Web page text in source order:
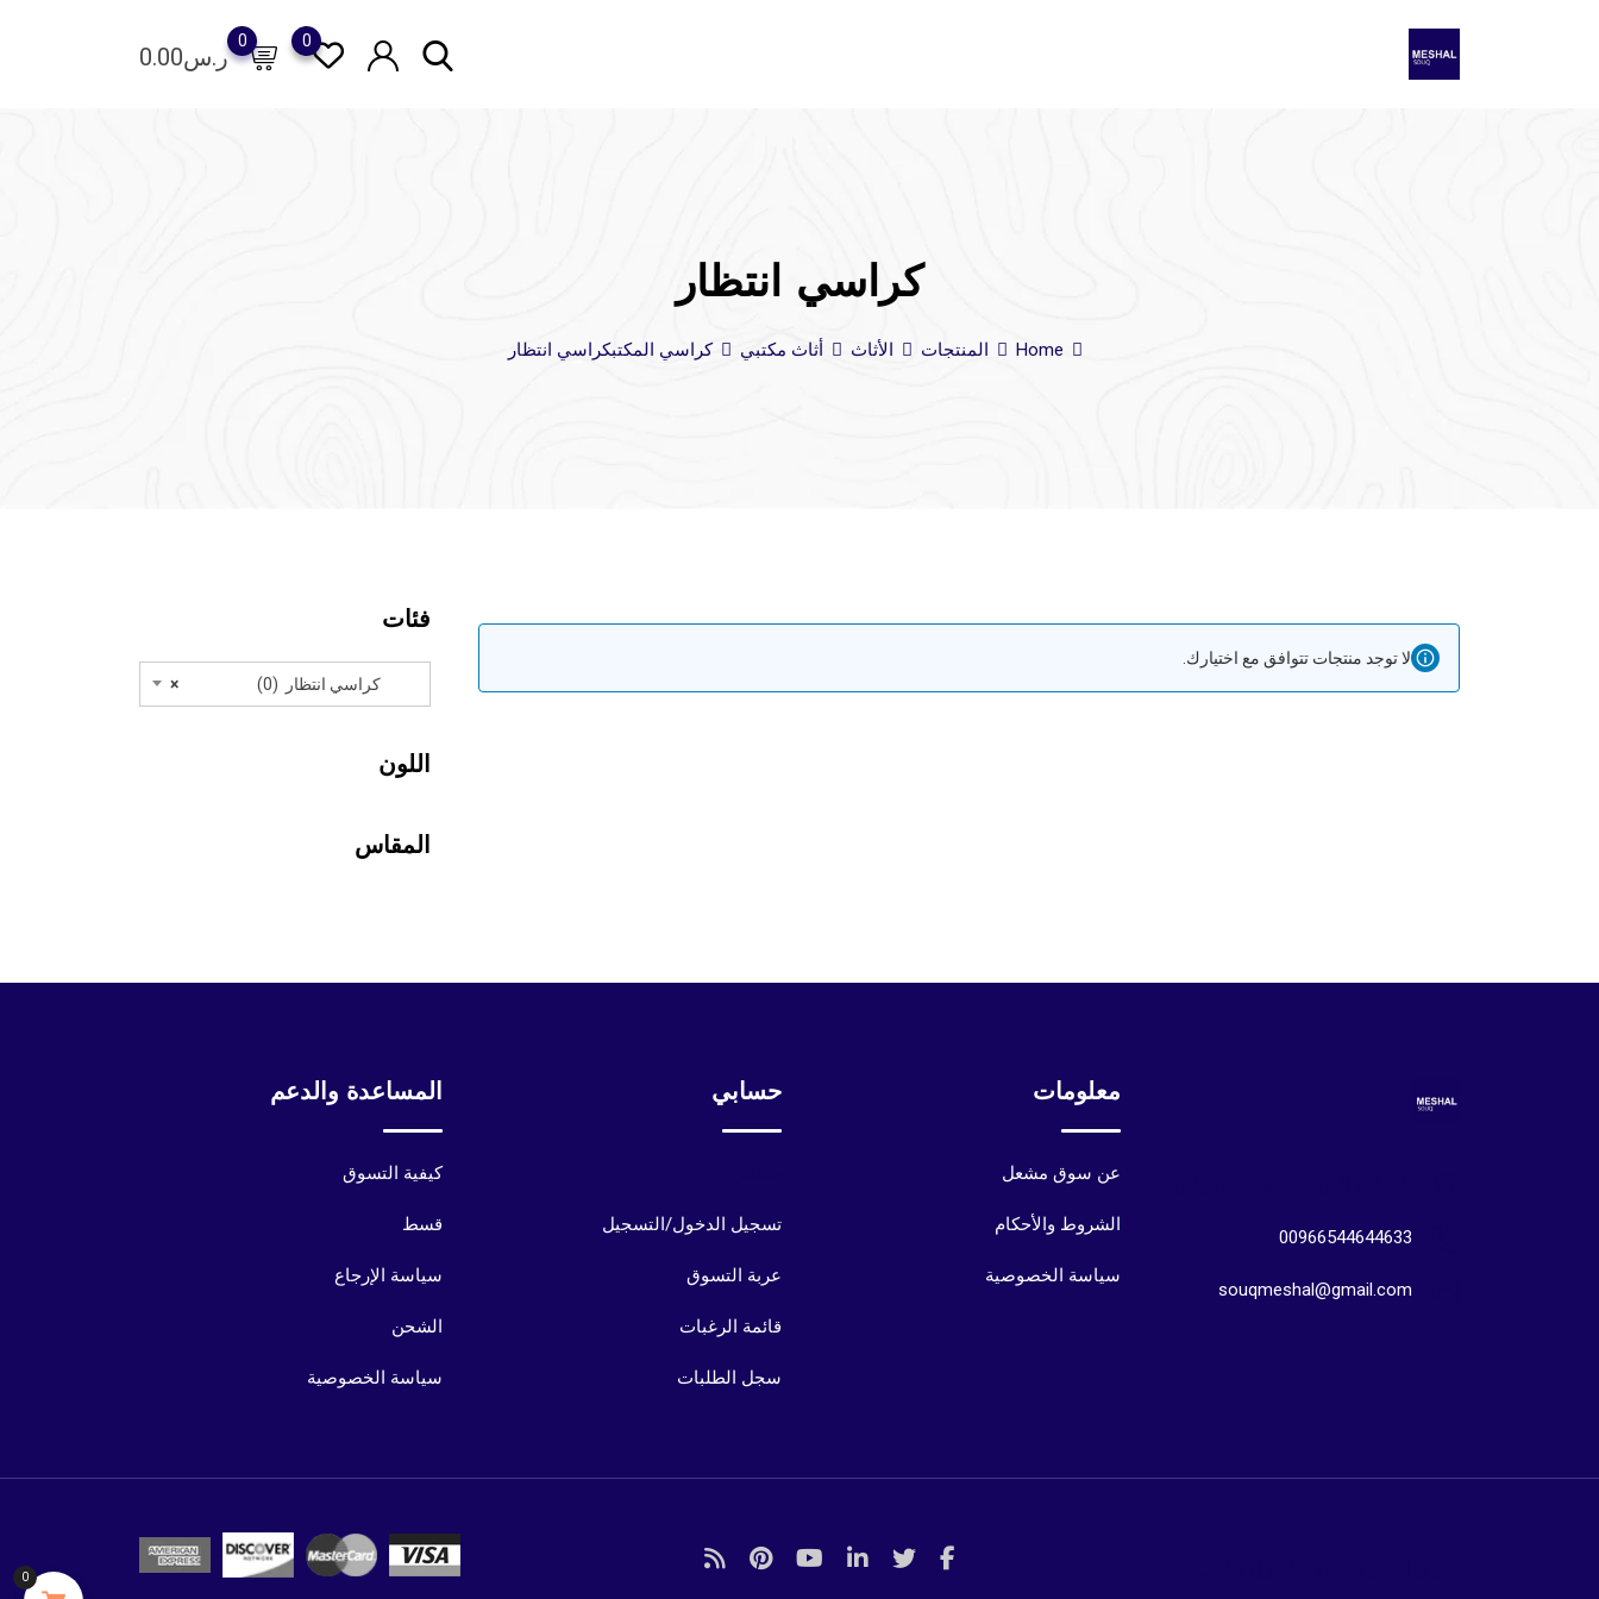
ر.س0.00
0 0
كراسي انتظار
Home المنتجات الأثاث أثاث مكتبي كراسي المكتبكراسي انتظار
لا توجد منتجات تتوافق مع اختيارك.
فئات
× كراسي انتظار (0)
اللون
المقاس
00966544644633
souqmeshal@gmail.com
معلومات
عن سوق مشعل
الشروط والأحكام
سياسة الخصوصية
حسابي
تسجيل الدخول/التسجيل
عربة التسوق
قائمة الرغبات
سجل الطلبات
المساعدة والدعم
كيفية التسوق
قسط
سياسة الإرجاع
الشحن
سياسة الخصوصية
0